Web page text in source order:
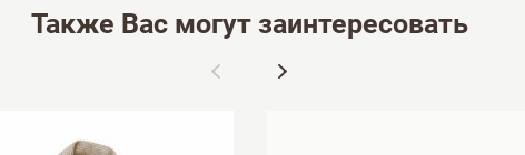
Также Вас могут заинтересовать